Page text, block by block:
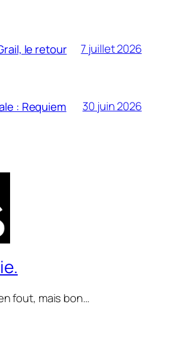
le retour 7 juillet 2026
: Requiem 30 juin 2026
fout, mais bon…